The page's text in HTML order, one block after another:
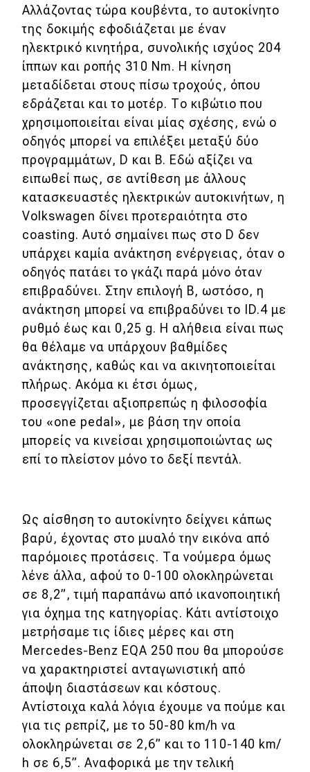
Αλλάζοντας τώρα κουβέντα, το αυτοκίνητο
της δοκιμής εφοδιάζεται με έναν
ηλεκτρικό κινητήρα, συνολικής ισχύος 204
ίππων και ροπής 310 Nm. Η κίνηση
μεταδίδεται στους πίσω τροχούς, όπου
εδράζεται και το μοτέρ. Το κιβώτιο που
χρησιμοποιείται είναι μίας σχέσης, ενώ ο
οδηγός μπορεί να επιλέξει μεταξύ δύο
προγραμμάτων, D και Β. Εδώ αξίζει να
ειπωθεί πως, σε αντίθεση με άλλους
κατασκευαστές ηλεκτρικών αυτοκινήτων, η
Volkswagen δίνει προτεραιότητα στο
coasting. Αυτό σημαίνει πως στο D δεν
υπάρχει καμία ανάκτηση ενέργειας, όταν ο
οδηγός πατάει το γκάζι παρά μόνο όταν
επιβραδύνει. Στην επιλογή B, ωστόσο, η
ανάκτηση μπορεί να επιβραδύνει το ID.4 με
ρυθμό έως και 0,25 g. Η αλήθεια είναι πως
θα θέλαμε να υπάρχουν βαθμίδες
ανάκτησης, καθώς και να ακινητοποιείται
πλήρως. Ακόμα κι έτσι όμως,
προσεγγίζεται αξιοπρεπώς η φιλοσοφία
του «one pedal», με βάση την οποία
μπορείς να κινείσαι χρησιμοποιώντας ως
επί το πλείστον μόνο το δεξί πεντάλ.
Ως αίσθηση το αυτοκίνητο δείχνει κάπως
βαρύ, έχοντας στο μυαλό την εικόνα από
παρόμοιες προτάσεις. Τα νούμερα όμως
λένε άλλα, αφού το 0-100 ολοκληρώνεται
σε 8,2”, τιμή παραπάνω από ικανοποιητική
για όχημα της κατηγορίας. Κάτι αντίστοιχο
μετρήσαμε τις ίδιες μέρες και στη
Mercedes-Benz EQA 250 που θα μπορούσε
να χαρακτηριστεί ανταγωνιστική από
άποψη διαστάσεων και κόστους.
Αντίστοιχα καλά λόγια έχουμε να πούμε και
για τις ρεπρίζ, με το 50-80 km/h να
ολοκληρώνεται σε 2,6” και το 110-140 km/
h σε 6,5”. Αναφορικά με την τελική